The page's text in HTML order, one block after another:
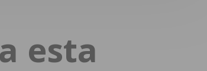
INICIAR SESSÃO
esta